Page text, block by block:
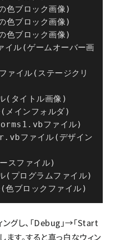
色ブロック画像)
色ブロック画像)
色ブロック画像)
イル(ゲームオーバー画
イル(ステージクリ
タイトル画像)
インフォルダ)
ファイル)
ファイル(デザイン
スファイル)
プログラムファイル)
ブロックファイル)
グし、「Debug」→「Start
す。すると真っ白なウィン